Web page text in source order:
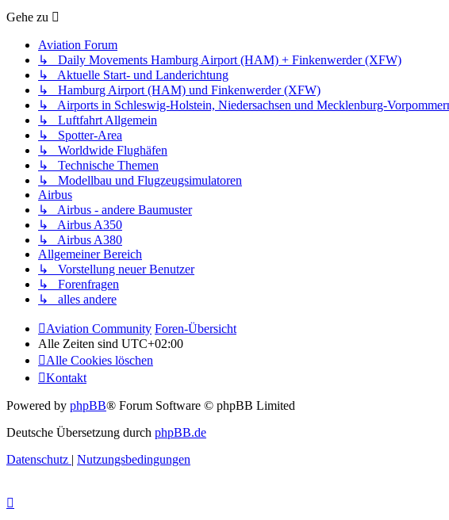
Gehe zu
Aviation Forum
↳ Daily Movements Hamburg Airport (HAM) + Finkenwerder (XFW)
↳ Aktuelle Start- und Landerichtung
↳ Hamburg Airport (HAM) und Finkenwerder (XFW)
↳ Airports in Schleswig-Holstein, Niedersachsen und Mecklenburg-
↳ Luftfahrt Allgemein
↳ Spotter-Area
↳ Worldwide Flughäfen
↳ Technische Themen
↳ Modellbau und Flugzeugsimulatoren
Airbus
↳ Airbus - andere Baumuster
↳ Airbus A350
↳ Airbus A380
Allgemeiner Bereich
↳ Vorstellung neuer Benutzer
↳ Forenfragen
↳ alles andere
Aviation Community Foren-Übersicht
Alle Zeiten sind UTC+02:00
Alle Cookies löschen
Kontakt
Powered by phpBB® Forum Software © phpBB Limited
Deutsche Übersetzung durch phpBB.de
Datenschutz | Nutzungsbedingungen